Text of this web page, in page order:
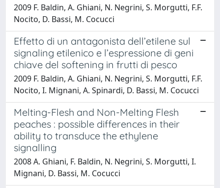
2009 F. Baldin, A. Ghiani, N. Negrini, S. Morgutti, F.F.
Nocito, D. Bassi, M. Cocucci
Effetto di un antagonista dell’etilene sul
signaling etilenico e l’espressione di geni
chiave del softening in frutti di pesco
2009 F. Baldin, A. Ghiani, N. Negrini, S. Morgutti, F.F.
Nocito, I. Mignani, A. Spinardi, D. Bassi, M. Cocucci
Melting-Flesh and Non-Melting Flesh
peaches : possible differences in their
ability to transduce the ethylene
signalling
2008 A. Ghiani, F. Baldin, N. Negrini, S. Morgutti, I.
Mignani, D. Bassi, M. Cocucci